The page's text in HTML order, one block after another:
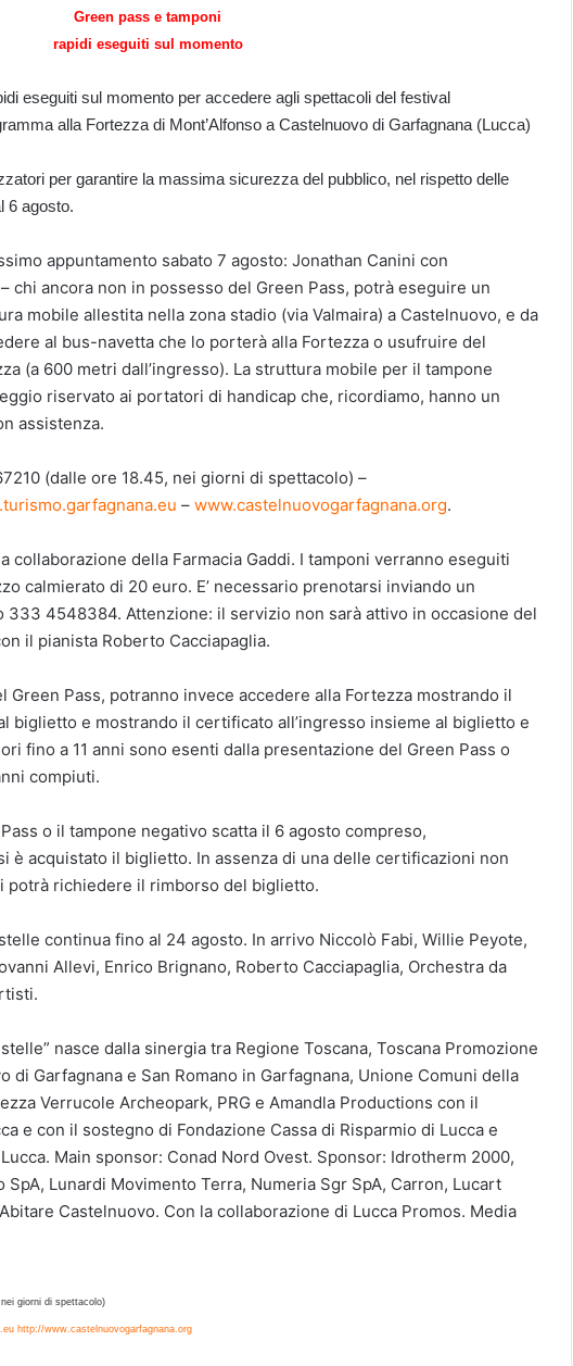
Green pass e tamponi
rapidi eseguiti sul momento
eseguiti sul momento per accedere agli spettacoli del festival
alla Fortezza di Mont’Alfonso a Castelnuovo di Garfagnana (Lucca)
per garantire la massima sicurezza del pubblico, nel rispetto delle
6 agosto.
appuntamento sabato 7 agosto: Jonathan Canini con
chi ancora non in possesso del Green Pass, potrà eseguire un
mobile allestita nella zona stadio (via Valmaira) a Castelnuovo, e da
al bus-navetta che lo porterà alla Fortezza o usufruire del
(a 600 metri dall’ingresso). La struttura mobile per il tampone
riservato ai portatori di handicap che, ricordiamo, hanno un
assistenza.
(dalle ore 18.45, nei giorni di spettacolo) –
– www.castelnuovogarfagnana.org.
collaborazione della Farmacia Gaddi. I tamponi verranno eseguiti
calmierato di 20 euro. E’ necessario prenotarsi inviando un
333 4548384. Attenzione: il servizio non sarà attivo in occasione del
il pianista Roberto Cacciapaglia.
Green Pass, potranno invece accedere alla Fortezza mostrando il
biglietto e mostrando il certificato all’ingresso insieme al biglietto e
fino a 11 anni sono esenti dalla presentazione del Green Pass o
compiuti.
o il tampone negativo scatta il 6 agosto compreso,
è acquistato il biglietto. In assenza di una delle certificazioni non
potrà richiedere il rimborso del biglietto.
continua fino al 24 agosto. In arrivo Niccolò Fabi, Willie Peyote,
Allevi, Enrico Brignano, Roberto Cacciapaglia, Orchestra da
nasce dalla sinergia tra Regione Toscana, Toscana Promozione
di Garfagnana e San Romano in Garfagnana, Unione Comuni della
Verrucole Archeopark, PRG e Amandla Productions con il
e con il sostegno di Fondazione Cassa di Risparmio di Lucca e
Main sponsor: Conad Nord Ovest. Sponsor: Idrotherm 2000,
Lunardi Movimento Terra, Numeria Sgr SpA, Carron, Lucart
Castelnuovo. Con la collaborazione di Lucca Promos. Media
giorni di spettacolo)
http://www.castelnuovogarfagnana.org